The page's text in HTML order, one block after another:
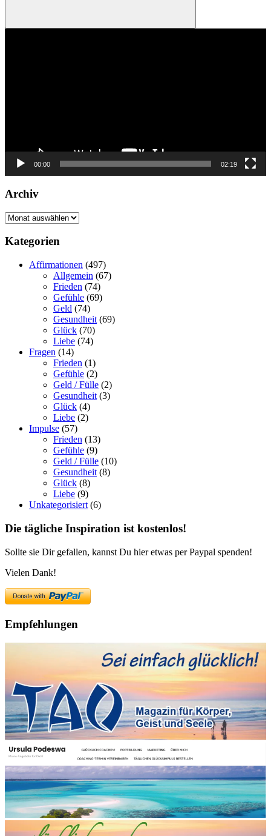
Suchen
00:00 02:19
Archiv
Archiv
Kategorien
Affirmationen (497)
Allgemein (67)
Frieden (74)
Gefühle (69)
Geld (74)
Gesundheit (69)
Glück (70)
Liebe (74)
Fragen (14)
Frieden (1)
Gefühle (2)
Geld / Fülle (2)
Gesundheit (3)
Glück (4)
Liebe (2)
Impulse (57)
Frieden (13)
Gefühle (9)
Geld / Fülle (10)
Gesundheit (8)
Glück (8)
Liebe (9)
Unkategorisiert (6)
Die tägliche Inspiration ist kostenlos!
Sollte sie Dir gefallen, kannst Du hier etwas per Paypal spenden!
Vielen Dank!
Empfehlungen